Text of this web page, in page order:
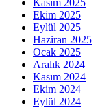
Kasım 2025
Ekim 2025
Eylül 2025
Haziran 2025
Ocak 2025
Aralık 2024
Kasım 2024
Ekim 2024
Eylül 2024